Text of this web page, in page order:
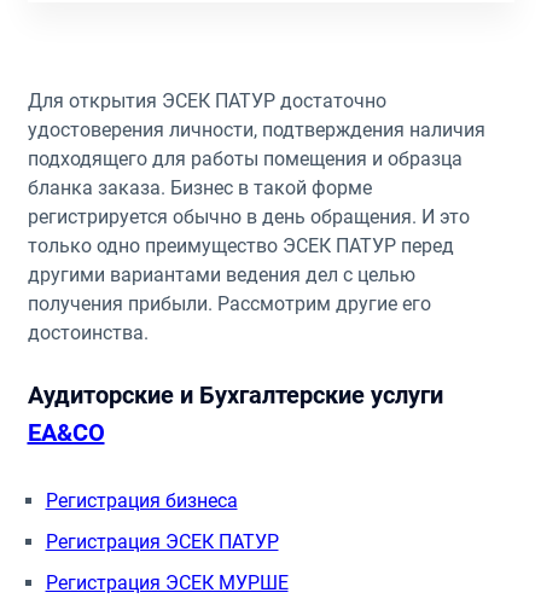
Для открытия ЭСЕК ПАТУР достаточно
удостоверения личности, подтверждения наличия
подходящего для работы помещения и образца
бланка заказа. Бизнес в такой форме
регистрируется обычно в день обращения. И это
только одно преимущество ЭСЕК ПАТУР перед
другими вариантами ведения дел с целью
получения прибыли. Рассмотрим другие его
достоинства.
Аудиторские и Бухгалтерские услуги
EA&CO
Регистрация бизнеса
Регистрация ЭСЕК ПАТУР
Регистрация ЭСЕК МУРШЕ